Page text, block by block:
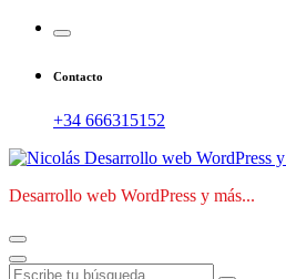
Contacto
+34 666315152
Desarrollo web WordPress y más...